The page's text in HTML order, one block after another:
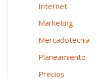
Internet
Marketing
Mercadotecnia
Planeamiento
Precios